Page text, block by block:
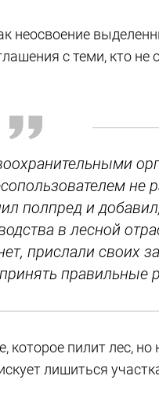
неосвоение
с теми, кто
не
полпред и
в лесной
прислали своих
правильные
которое пилит лес,
лишиться